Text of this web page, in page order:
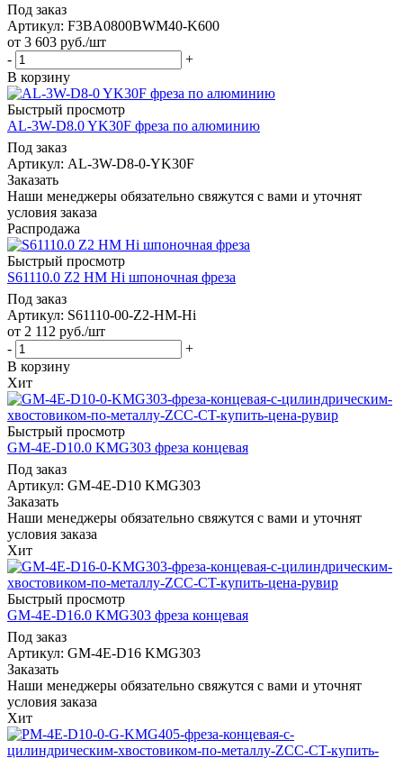
Под заказ
Артикул: F3BA0800BWM40-K600
от 3 603 руб./шт
-
+
В корзину
Быстрый просмотр
AL-3W-D8.0 YK30F фреза по алюминию
Под заказ
Артикул: AL-3W-D8-0-YK30F
Заказать
Наши менеджеры обязательно свяжутся с вами и уточнят
условия заказа
Распродажа
Быстрый просмотр
S61110.0 Z2 HM Hi шпоночная фреза
Под заказ
Артикул: S61110-00-Z2-HM-Hi
от 2 112 руб./шт
-
+
В корзину
Хит
Быстрый просмотр
GM-4E-D10.0 KMG303 фреза концевая
Под заказ
Артикул: GM-4E-D10 KMG303
Заказать
Наши менеджеры обязательно свяжутся с вами и уточнят
условия заказа
Хит
Быстрый просмотр
GM-4E-D16.0 KMG303 фреза концевая
Под заказ
Артикул: GM-4E-D16 KMG303
Заказать
Наши менеджеры обязательно свяжутся с вами и уточнят
условия заказа
Хит